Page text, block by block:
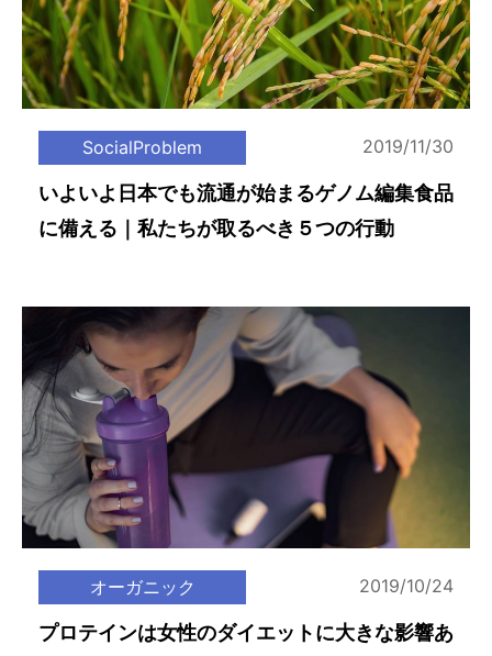
SocialProblem 2019/11/30
いよいよ日本でも流通が始まるゲノム編集食品
に備える｜私たちが取るべき５つの行動
オーガニック 2019/10/24
プロテインは女性のダイエットに大きな影響あ